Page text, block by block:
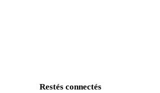
Restés connectés